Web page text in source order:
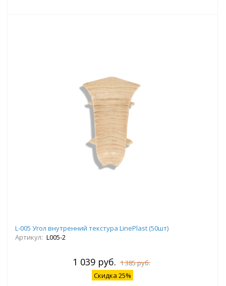
L-005 Угол внутренний текстура LinePlast (50шт)
Артикул: L005-2
1 039 руб. 1 385 руб.
Скидка 25%